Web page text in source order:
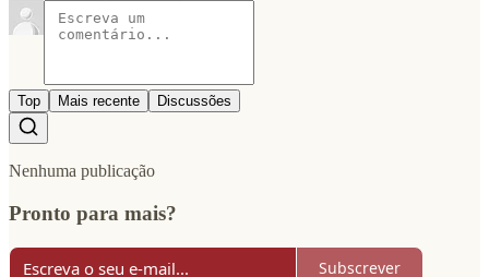
Top Mais recente Discussões
Nenhuma publicação
Pronto para mais?
Subscrever